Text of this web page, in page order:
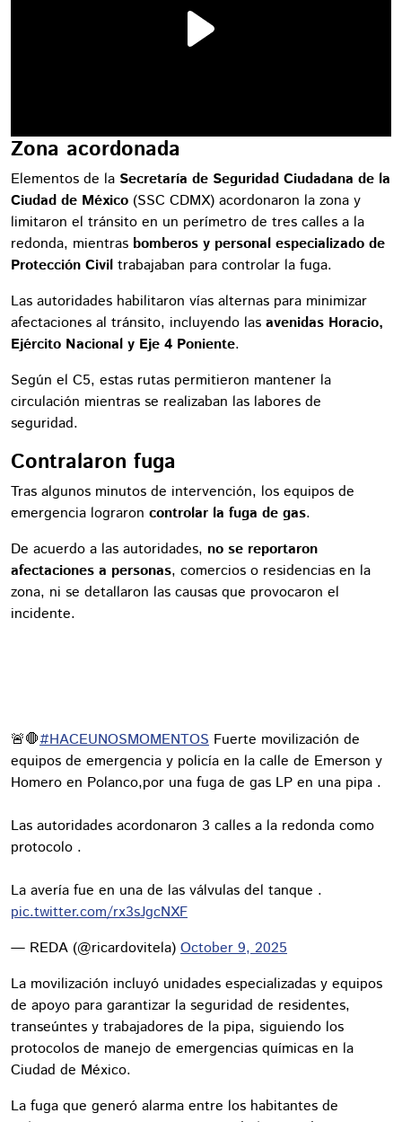
Zona acordonada
Elementos de la Secretaría de Seguridad Ciudadana de la
Ciudad de México (SSC CDMX) acordonaron la zona y
limitaron el tránsito en un perímetro de tres calles a la
redonda, mientras bomberos y personal especializado de
Protección Civil trabajaban para controlar la fuga.
Las autoridades habilitaron vías alternas para minimizar
afectaciones al tránsito, incluyendo las avenidas Horacio,
Ejército Nacional y Eje 4 Poniente.
Según el C5, estas rutas permitieron mantener la
circulación mientras se realizaban las labores de
seguridad.
Contralaron fuga
Tras algunos minutos de intervención, los equipos de
emergencia lograron controlar la fuga de gas.
De acuerdo a las autoridades, no se reportaron
afectaciones a personas, comercios o residencias en la
zona, ni se detallaron las causas que provocaron el
incidente.
🚨🛑#HACEUNOSMOMENTOS Fuerte movilización de
equipos de emergencia y policía en la calle de Emerson y
Homero en Polanco,por una fuga de gas LP en una pipa .
Las autoridades acordonaron 3 calles a la redonda como
protocolo .
La avería fue en una de las válvulas del tanque .
pic.twitter.com/rx3sJgcNXF
— REDA (@ricardovitela) October 9, 2025
La movilización incluyó unidades especializadas y equipos
de apoyo para garantizar la seguridad de residentes,
transeúntes y trabajadores de la pipa, siguiendo los
protocolos de manejo de emergencias químicas en la
Ciudad de México.
La fuga que generó alarma entre los habitantes de